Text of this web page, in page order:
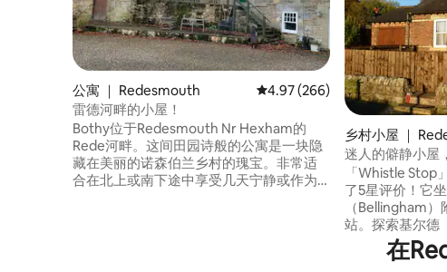
公寓 ｜ Redesmouth 平均评分 4.97 分（满分 5 分）
4.97 (266)
雷德河畔的小屋！
Bothy位于Redesmouth Nr Hexham的
Rede河畔。这间田园诗般的公寓是一块隐
藏在美丽的诺森伯兰乡村的瑰宝。非常适
合在北上或南下途中享受几天宁静或作为
乡村小屋 ｜
迷人的僻静小屋
茅斯
「Whistle Stop
了5星评价！它
（Bellingham
站。探索基尔德
城、国家公园
斯伯里（克拉
在